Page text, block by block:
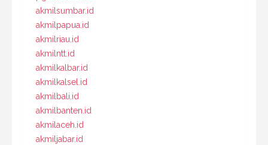
akmilsumbar.id
akmilpapua.id
akmilriau.id
akmilntt.id
akmilkalbar.id
akmilkalsel.id
akmilbali.id
akmilbanten.id
akmilaceh.id
akmiljabar.id